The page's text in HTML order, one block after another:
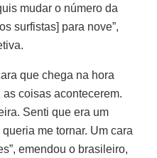
mudar o número da
surfistas] para nove”,
que chega na hora
coisas acontecerem.
Senti que era um
me tornar. Um cara
emendou o brasileiro,